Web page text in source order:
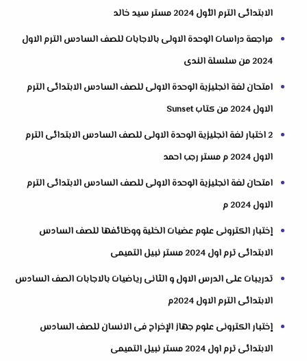
الابتدائى الترم الأول 2024 مستر سيد خالد
مراجعة دراسات الوحدة الاولى بالاجابات للصف السادس الترم الاول
2024 من سلسلة الندى
امتحان لغة انجليزية الوحدة الاولى للصف السادس الابتدائى الترم
الاول 2024 من كتاب Sunset
2 اختبار لغة انجليزية الوحدة الاولى للصف السادس الابتدائى الترم
الاول 2024 م مستر رجب احمد
امتحان لغة انجليزية الوحدة الاولى للصف السادس الابتدائى الترم
الاول 2024 م
إختبار الكترونى علوم عضيات الخلية ووظائفها للصف السادس
الابتدائى ترم اول 2024 مستر نبيل التميمى
تدريبات على الدرس الاول و الثانى رياضيات بالاجابات الصف السادس
الابتدائى الترم الاول 2024م
إختبار الكترونى علوم جهاز الإخراج فى الانسان للصف السادس
الابتدائى ترم اول 2024 مستر نبيل التميمى